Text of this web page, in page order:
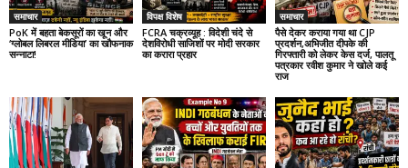
समाचार
PoK में बहता बेकसूरों का खून और
‘ग्लोबल लिबरल मीडिया’ का खौफनाक
सन्नाटा!
विपक्ष विशेष
FCRA चक्रव्यूह : विदेशी चंदे से
देशविरोधी साजिशों पर मोदी सरकार
का करारा प्रहार
समाचार
पैसे देकर कराया गया था CJP
प्रदर्शन,अभिजीत दीपके की
गिरफ्तारी को लेकर केस दर्ज, पालतू
पत्रकार रवीश कुमार ने खोले कई
राज